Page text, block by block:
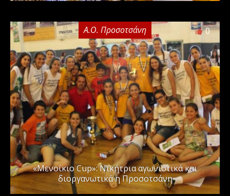
Α.Ο. Προσοτσάνη 0
«Μενοίκιο Cup»: Νικήτρια αγωνιστικά και
διοργανωτικά η Προσοτσάνη